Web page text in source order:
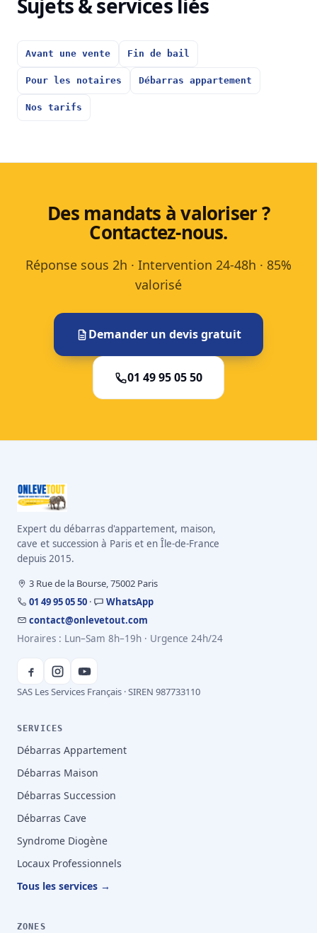
Sujets & services liés
Avant une vente Fin de bail
Pour les notaires Débarras appartement
Nos tarifs
Des mandats à valoriser ?
Contactez-nous.
Réponse sous 2h · Intervention 24-48h · 85%
valorisé
Demander un devis gratuit
01 49 95 05 50
Expert du débarras d'appartement, maison,
cave et succession à Paris et en Île-de-France
depuis 2015.
3 Rue de la Bourse, 75002 Paris
01 49 95 05 50 ·
WhatsApp
contact@onlevetout.com
Horaires : Lun–Sam 8h–19h · Urgence 24h/24
SAS Les Services Français · SIREN 987733110
SERVICES
Débarras Appartement
Débarras Maison
Débarras Succession
Débarras Cave
Syndrome Diogène
Locaux Professionnels
Tous les services →
ZONES